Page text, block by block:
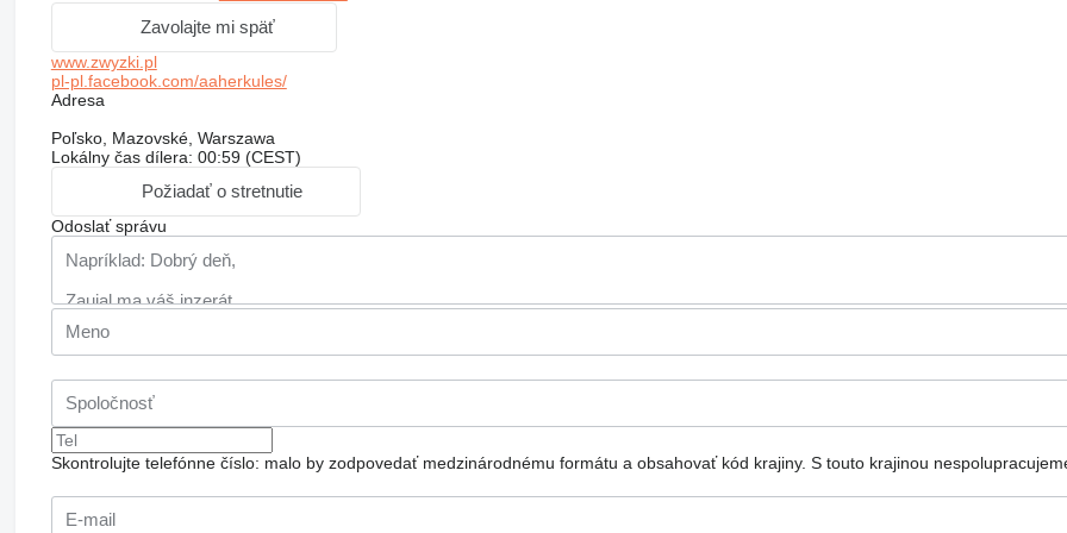
Zavolajte mi späť
www.zwyzki.pl
pl-pl.facebook.com/aaherkules/
Adresa
Poľsko, Mazovské, Warszawa
Lokálny čas dílera: 00:59 (CEST)
Požiadať o stretnutie
Odoslať správu
Skontrolujte telefónne číslo: malo by zodpovedať medzinárodnému formátu a obsahovať kód krajiny. S touto krajinou